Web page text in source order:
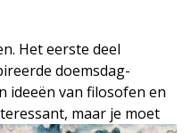
Het eerste deel
doemsdag-
ideeën van filosofen en
maar je moet